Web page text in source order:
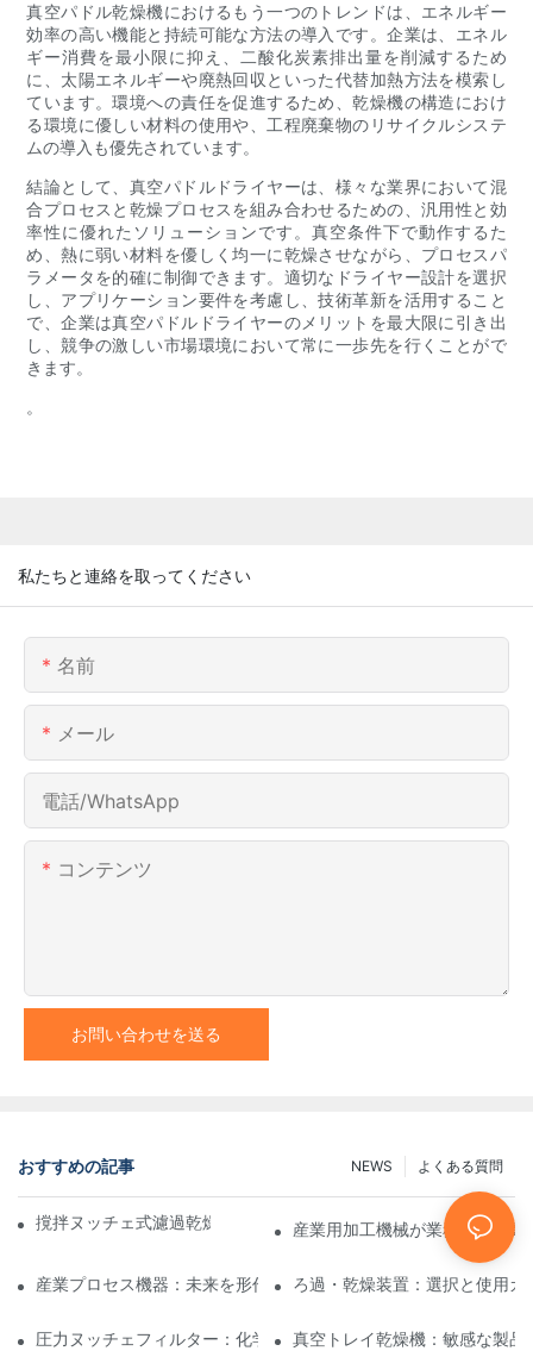
真空パドル乾燥機におけるもう一つのトレンドは、エネルギー
効率の高い機能と持続可能な方法の導入です。企業は、エネル
ギー消費を最小限に抑え、二酸化炭素排出量を削減するため
に、太陽エネルギーや廃熱回収といった代替加熱方法を模索し
ています。環境への責任を促進するため、乾燥機の構造におけ
る環境に優しい材料の使用や、工程廃棄物のリサイクルシステ
ムの導入も優先されています。
結論として、真空パドルドライヤーは、様々な業界において混
合プロセスと乾燥プロセスを組み合わせるための、汎用性と効
率性に優れたソリューションです。真空条件下で動作するた
め、熱に弱い材料を優しく均一に乾燥させながら、プロセスパ
ラメータを的確に制御できます。適切なドライヤー設計を選択
し、アプリケーション要件を考慮し、技術革新を活用すること
で、企業は真空パドルドライヤーのメリットを最大限に引き出
し、競争の激しい市場環境において常に一歩先を行くことがで
きます。
。
私たちと連絡を取ってください
名前
メール
電話/WhatsApp
コンテンツ
お問い合わせを送る
おすすめの記事 よくある質問
NEWS
撹拌ヌッチェ式濾過乾燥機と他の乾燥方法の比較産業用加工機械が業務効率を高
産業プロセス機器：未来を形作るイノベーションろ過・乾燥装置：選択と使用ガ
圧力ヌッチェフィルター：化学および食品産業における用途
真空トレイ乾燥機：敏感な製